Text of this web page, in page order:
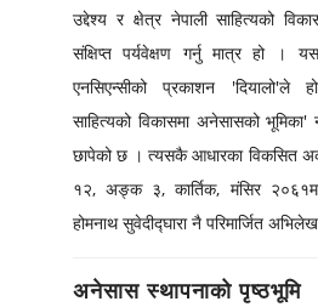
उद्देश्य र क्षेत्र नेपाली साहित्यको
संक्षिप्त पर्यवेक्षण गर्नु मात्र हो ।
एनसिएन्सीको प्रकाशन 'दियालो'ले
साहित्यको विकासमा अनेसासको
छापेको छ । त्यसकै आधारका विकसित
१२, अङ्क ३, कार्तिक, मंसिर
होमनाथ सुवेदीद्घारा नै परिमार्जित
अनेसास स्थापनाको पृष्ठभूमि